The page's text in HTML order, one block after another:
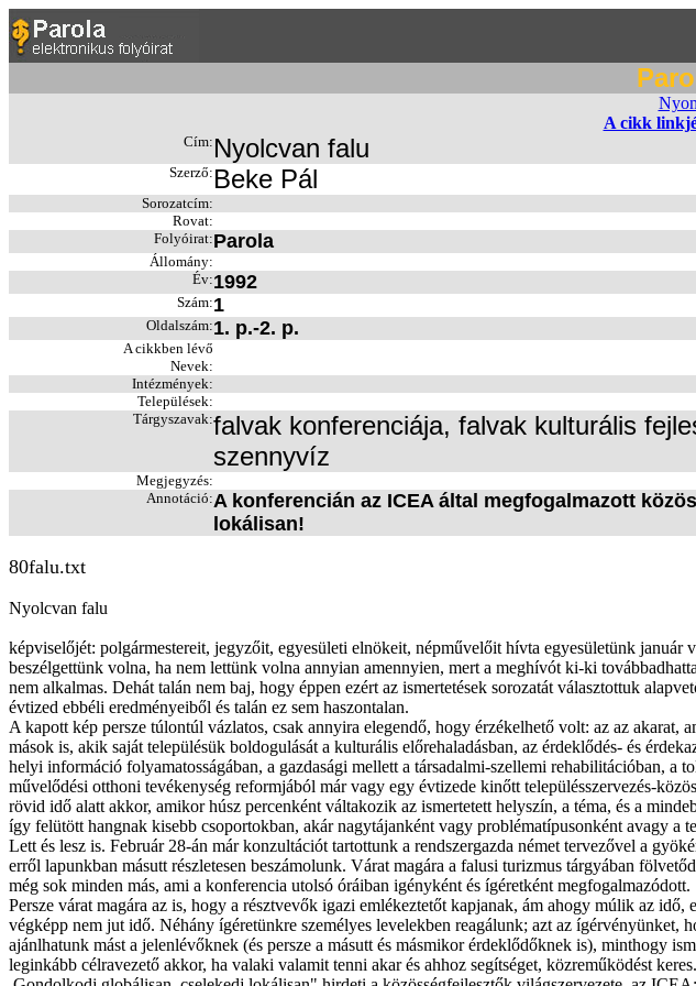
A cikk
Cím: Nyolcvan falu
Szerző: Beke Pál
Sorozatcím:
Rovat:
Folyóirat:Parola
Állomány:
Év:1992
Szám:1
Oldalszám:1. p.-2. p.
A cikkben lévő
Nevek:
Intézmények:
Települések:
Tárgyszavak:falvak konferenciája, falvak kulturális
szennyvíz
Megjegyzés:
Annotáció:A konferencián az ICEA által megfogalmazott
lokálisan!
80falu.txt
Nyolcvan falu
képviselőjét: polgármestereit, jegyzőit, egyesületi elnökeit, népművelőit hívta egyesületünk
beszélgettünk volna, ha nem lettünk volna annyian amennyien, mert a meghívót ki-ki
nem alkalmas. Dehát talán nem baj, hogy éppen ezért az ismertetések sorozatát választottuk
évtized ebbéli eredményeiből és talán ez sem haszontalan.
A kapott kép persze túlontúl vázlatos, csak annyira elegendő, hogy érzékelhető volt: az az
mások is, akik saját településük boldogulását a kulturális előrehaladásban, az érdeklődés- és
helyi információ folyamatosságában, a gazdasági mellett a társadalmi-szellemi rehabilitációban, a
művelődési otthoni tevékenység reformjából már vagy egy évtizede kinőtt településszervezés-
rövid idő alatt akkor, amikor húsz percenként váltakozik az ismertetett helyszín, a téma, és a
így felütött hangnak kisebb csoportokban, akár nagytájanként vagy problématípusonként avagy a
Lett és lesz is. Február 28-án már konzultációt tartottunk a rendszergazda német tervezővel a
erről lapunkban másutt részletesen beszámolunk. Várat magára a falusi turizmus tárgyában
még sok minden más, ami a konferencia utolsó óráiban igényként és ígéretként megfogalmazódott.
Persze várat magára az is, hogy a résztvevők igazi emlékeztetőt kapjanak, ám ahogy múlik az
végképp nem jut idő. Néhány ígéretünkre személyes levelekben reagálunk; azt az
ajánlhatunk mást a jelenlévőknek (és persze a másutt és másmikor érdeklődőknek is), minthogy
leginkább célravezető akkor, ha valaki valamit tenni akar és ahhoz segítséget, közreműködést keres.